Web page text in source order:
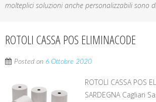
molteplici soluzioni anche personalizzabili sono
ROTOLI CASSA POS ELIMINACODE
Posted on 6 Ottobre 2020
ROTOLI CASSA POS
SARDEGNA Cagliari